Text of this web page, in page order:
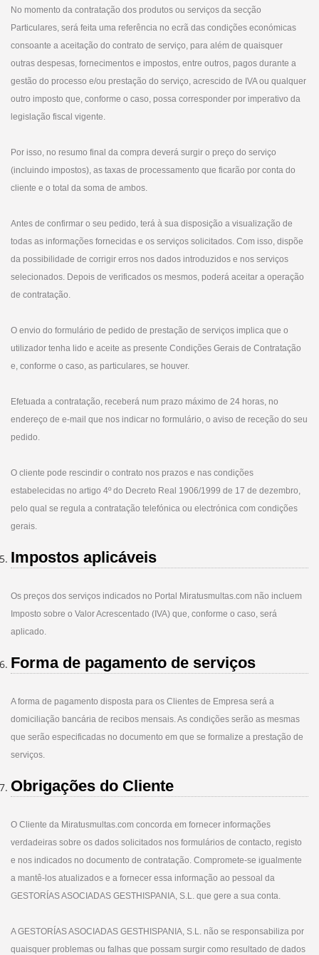
No momento da contratação dos produtos ou serviços da secção
Particulares, será feita uma referência no ecrã das condições económicas
consoante a aceitação do contrato de serviço, para além de quaisquer
outras despesas, fornecimentos e impostos, entre outros, pagos durante a
gestão do processo e/ou prestação do serviço, acrescido de IVA ou qualquer
outro imposto que, conforme o caso, possa corresponder por imperativo da
legislação fiscal vigente.
Por isso, no resumo final da compra deverá surgir o preço do serviço
(incluindo impostos), as taxas de processamento que ficarão por conta do
cliente e o total da soma de ambos.
Antes de confirmar o seu pedido, terá à sua disposição a visualização de
todas as informações fornecidas e os serviços solicitados. Com isso, dispõe
da possibilidade de corrigir erros nos dados introduzidos e nos serviços
selecionados. Depois de verificados os mesmos, poderá aceitar a operação
de contratação.
O envio do formulário de pedido de prestação de serviços implica que o
utilizador tenha lido e aceite as presente Condições Gerais de Contratação
e, conforme o caso, as particulares, se houver.
Efetuada a contratação, receberá num prazo máximo de 24 horas, no
endereço de e-mail que nos indicar no formulário, o aviso de receção do seu
pedido.
O cliente pode rescindir o contrato nos prazos e nas condições
estabelecidas no artigo 4º do Decreto Real 1906/1999 de 17 de dezembro,
pelo qual se regula a contratação telefónica ou electrónica com condições
gerais.
Impostos aplicáveis
Os preços dos serviços indicados no Portal Miratusmultas.com não incluem
Imposto sobre o Valor Acrescentado (IVA) que, conforme o caso, será
aplicado.
Forma de pagamento de serviços
A forma de pagamento disposta para os Clientes de Empresa será a
domiciliação bancária de recibos mensais. As condições serão as mesmas
que serão especificadas no documento em que se formalize a prestação de
serviços.
Obrigações do Cliente
O Cliente da Miratusmultas.com concorda em fornecer informações
verdadeiras sobre os dados solicitados nos formulários de contacto, registo
e nos indicados no documento de contratação. Compromete-se igualmente
a mantê-los atualizados e a fornecer essa informação ao pessoal da
GESTORÍAS ASOCIADAS GESTHISPANIA, S.L. que gere a sua conta.
A GESTORÍAS ASOCIADAS GESTHISPANIA, S.L. não se responsabiliza por
quaisquer problemas ou falhas que possam surgir como resultado de dados